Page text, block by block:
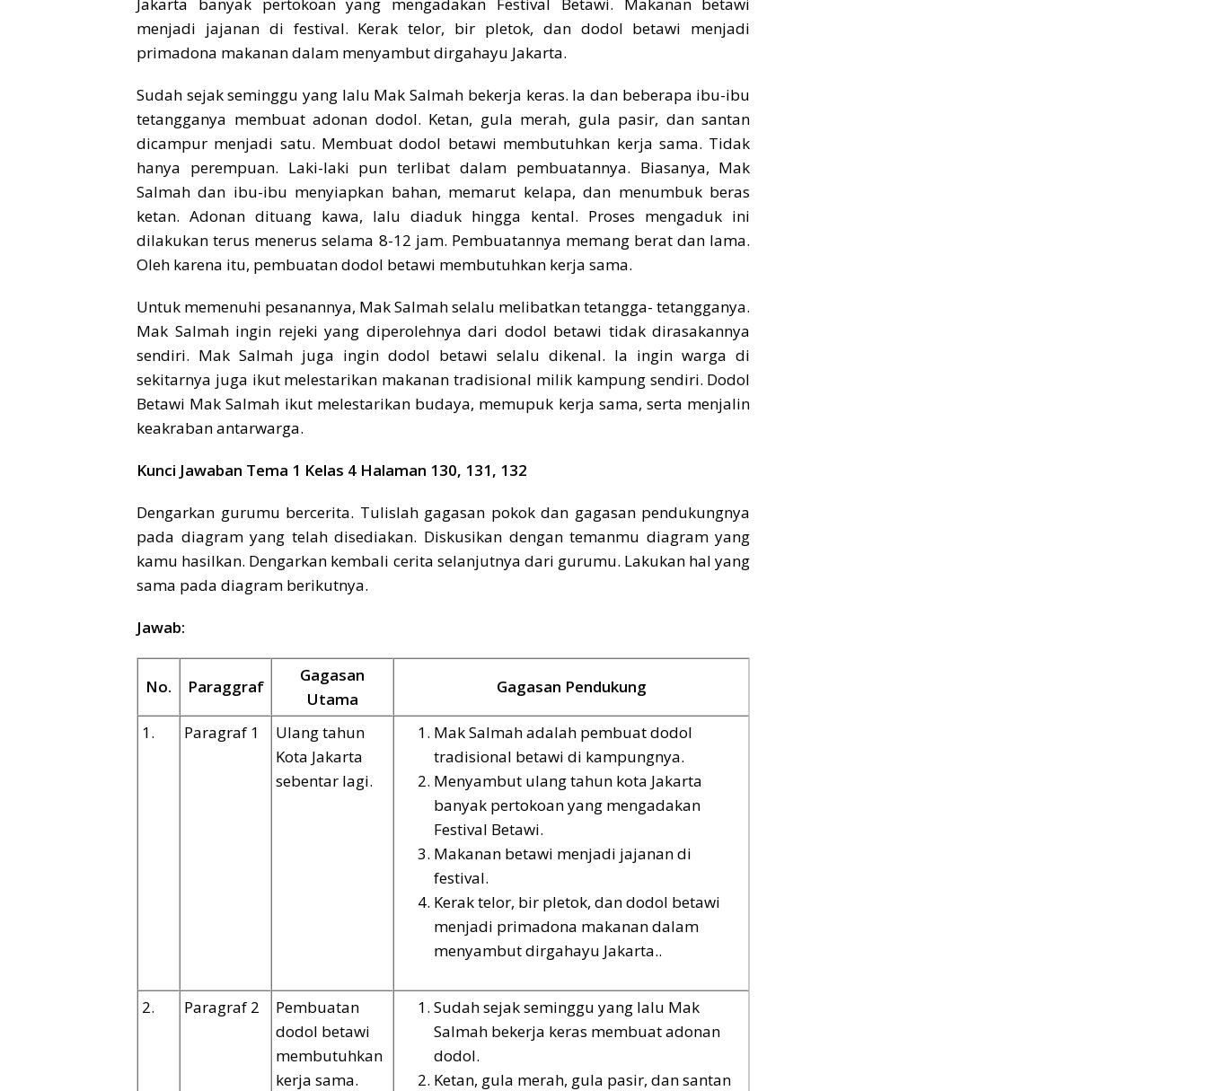
Jakarta banyak pertokoan yang mengadakan Festival Betawi. Makanan betawi
menjadi jajanan di festival. Kerak telor, bir pletok, dan dodol betawi menjadi
primadona makanan dalam menyambut dirgahayu Jakarta.
Sudah sejak seminggu yang lalu Mak Salmah bekerja keras. Ia dan beberapa ibu-ibu
tetangganya membuat adonan dodol. Ketan, gula merah, gula pasir, dan santan
dicampur menjadi satu. Membuat dodol betawi membutuhkan kerja sama. Tidak
hanya perempuan. Laki-laki pun terlibat dalam pembuatannya. Biasanya, Mak
Salmah dan ibu-ibu menyiapkan bahan, memarut kelapa, dan menumbuk beras
ketan. Adonan dituang kawa, lalu diaduk hingga kental. Proses mengaduk ini
dilakukan terus menerus selama 8-12 jam. Pembuatannya memang berat dan lama.
Oleh karena itu, pembuatan dodol betawi membutuhkan kerja sama.
Untuk memenuhi pesanannya, Mak Salmah selalu melibatkan tetangga- tetangganya.
Mak Salmah ingin rejeki yang diperolehnya dari dodol betawi tidak dirasakannya
sendiri. Mak Salmah juga ingin dodol betawi selalu dikenal. Ia ingin warga di
sekitarnya juga ikut melestarikan makanan tradisional milik kampung sendiri. Dodol
Betawi Mak Salmah ikut melestarikan budaya, memupuk kerja sama, serta menjalin
keakraban antarwarga.
Kunci Jawaban Tema 1 Kelas 4 Halaman 130, 131, 132
Dengarkan gurumu bercerita. Tulislah gagasan pokok dan gagasan pendukungnya
pada diagram yang telah disediakan. Diskusikan dengan temanmu diagram yang
kamu hasilkan. Dengarkan kembali cerita selanjutnya dari gurumu. Lakukan hal yang
sama pada diagram berikutnya.
Jawab:
No. Paraggraf
Gagasan
Utama
Gagasan Pendukung
1. Paragraf 1
Ulang tahun
Kota Jakarta
sebentar lagi.
Mak Salmah adalah pembuat dodol
tradisional betawi di kampungnya.
Menyambut ulang tahun kota Jakarta
banyak pertokoan yang mengadakan
Festival Betawi.
Makanan betawi menjadi jajanan di
festival.
Kerak telor, bir pletok, dan dodol betawi
menjadi primadona makanan dalam
menyambut dirgahayu Jakarta..
2. Paragraf 2
Pembuatan
dodol betawi
membutuhkan
kerja sama.
Sudah sejak seminggu yang lalu Mak
Salmah bekerja keras membuat adonan
dodol.
Ketan, gula merah, gula pasir, dan santan